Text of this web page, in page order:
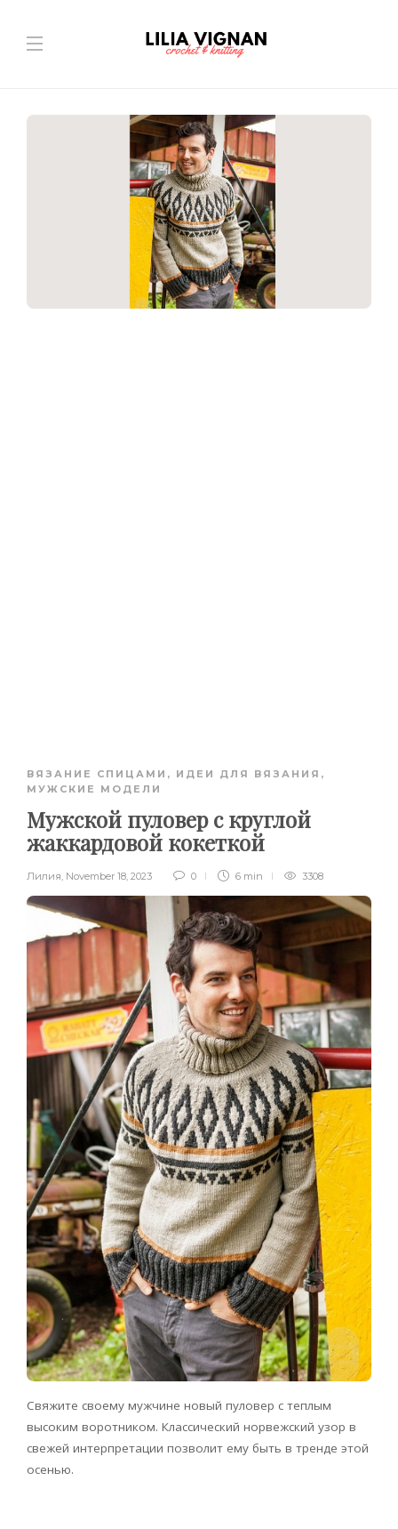
ВЯЗАНИЕ СПИЦАМИ , ИДЕИ ДЛЯ ВЯЗАНИЯ ,
МУЖСКИЕ МОДЕЛИ
Мужской пуловер с круглой
жаккардовой кокеткой
Лилия November 18, 2023 0 6 min 3308
Свяжите своему мужчине новый пуловер с теплым
высоким воротником. Классический норвежский узор в
свежей интерпретации позволит ему быть в тренде этой
осенью.